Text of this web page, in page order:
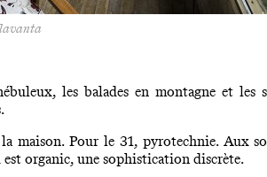
les balades en montagne et
Pour le 31, pyrotechnie. Aux
est organic, une sophistication discrète.